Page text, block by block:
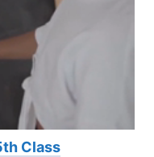
Class